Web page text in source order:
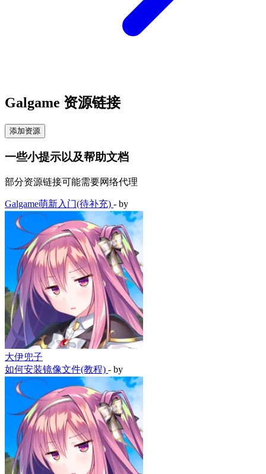
Galgame 资源链接
添加资源
一些小提示以及帮助文档
部分资源链接可能需要网络代理
Galgame萌新入门(待补充) - by
大伊兜子
如何安装镜像文件(教程) - by